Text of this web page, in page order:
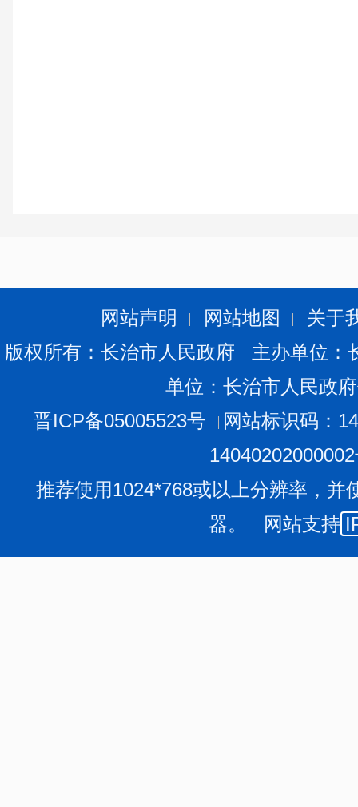
网站声明 网站地图
关于
版权所有：长治市人民政府 主办单位
单位：长治市人民政
晋ICP备05005523号
网站标识码：
推荐使用1024*768或以上分辨率，并
器。 网站支持